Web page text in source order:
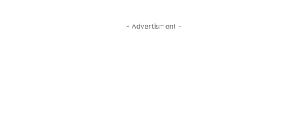
- Advertisment -